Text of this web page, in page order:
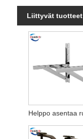
Liittyvät tuotteet